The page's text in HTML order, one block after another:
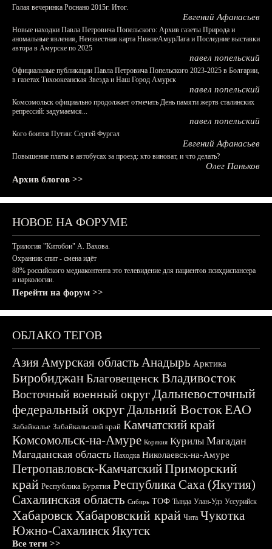
Голая вечеринка Роснано 2015г. Итог.
Евгений Афанасьев
Новые находки Павла Петровича Попельского: Архив газеты Природа и
аномальные явления, Неизвестная карта НижнеАмурЛага и Последние выставки
автора в Амурске по 2025
павел попельский
Официальные публикации Павла Петровича Попельского 2023-2025 в Болгарии,
в газетах Тихоокеанская Звезда и Наш Город Амурск
павел попельский
Комсомольск официально продолжает отмечать День памяти жертв сталинских
репрессий: задумаемся...
павел попельский
Кого боится Путин: Сергей Фургал
Евгений Афанасьев
Повышение платы в автобусах за проезд: кто виноват, и что делать?
Олег Паньков
Архив блогов >>
НОВОЕ НА ФОРУМЕ
Трилогия "Китобои" А. Вахова.
Охранник спит - смена идёт
80% российского медиаконтента это телевидение для пациентов психдиспансера
и наркологии.
Перейти на форум >>
ОБЛАКО ТЕГОВ
АзияАмурская область Анадырь Арктика
БиробиджанБлаговещенскВладивосток
Восточный военный округДальневосточный
федеральный округДальний ВостокЕАО
Забайкалье Забайкальский край Камчатский край
Комсомольск-на-Амуре Корякия Курилы Магадан
Магаданская область Находка Николаевск-на-Амуре
Петропавловск-КамчатскийПриморский
край Республика Бурятия Республика Саха (Якутия)
Сахалинская область Сибирь ТОФ Тында Улан-Удэ Уссурийск
ХабаровскХабаровский край Чита Чукотка
Южно-СахалинскЯкутск
Все теги >>